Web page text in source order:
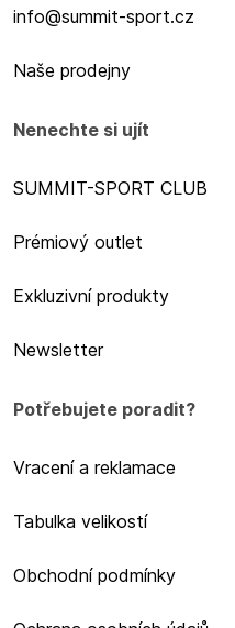
info@summit-sport.cz
Naše prodejny
Nenechte si ujít
SUMMIT-SPORT CLUB
Prémiový outlet
Exkluzivní produkty
Newsletter
Potřebujete poradit?
Vracení a reklamace
Tabulka velikostí
Obchodní podmínky